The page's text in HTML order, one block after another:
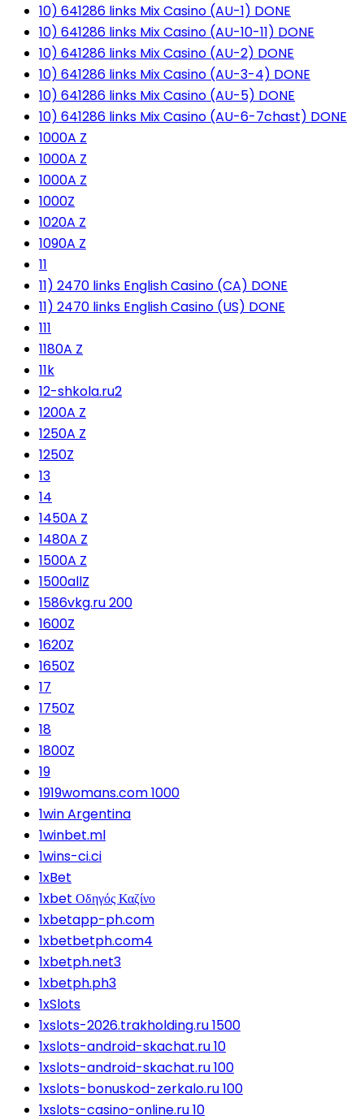
10) 641286 links Mix Casino (AU-1) DONE
10) 641286 links Mix Casino (AU-10-11) DONE
10) 641286 links Mix Casino (AU-2) DONE
10) 641286 links Mix Casino (AU-3-4) DONE
10) 641286 links Mix Casino (AU-5) DONE
10) 641286 links Mix Casino (AU-6-7chast) DONE
1000A Z
1000A Z
1000A Z
1000Z
1020A Z
1090A Z
11
11) 2470 links English Casino (CA) DONE
11) 2470 links English Casino (US) DONE
111
1180A Z
11k
12-shkola.ru2
1200A Z
1250A Z
1250Z
13
14
1450A Z
1480A Z
1500A Z
1500allZ
1586vkg.ru 200
1600Z
1620Z
1650Z
17
1750Z
18
1800Z
19
1919womans.com 1000
1win Argentina
1winbet.ml
1wins-ci.ci
1xBet
1xbet Οδηγός Καζίνο
1xbetapp-ph.com
1xbetbetph.com4
1xbetph.net3
1xbetph.ph3
1xSlots
1xslots-2026.trakholding.ru 1500
1xslots-android-skachat.ru 10
1xslots-android-skachat.ru 100
1xslots-bonuskod-zerkalo.ru 100
1xslots-casino-online.ru 10